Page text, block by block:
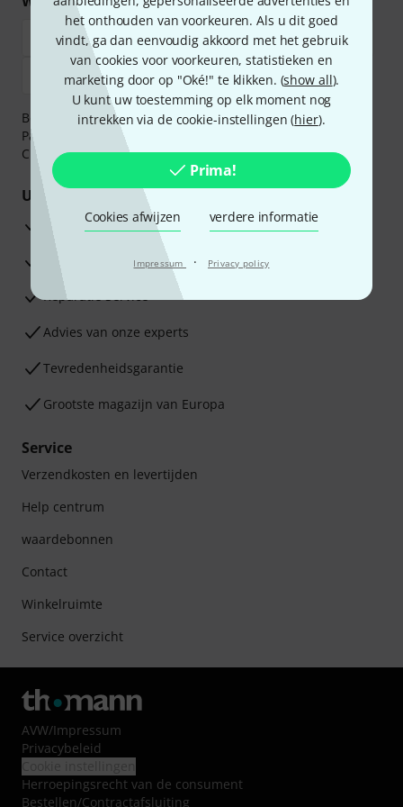
het onthouden van voorkeuren. Als u dit goed
vindt, ga dan eenvoudig akkoord met het gebruik
van cookies voor voorkeuren, statistieken en
marketing door op "Oké!" te klikken. (show all).
U kunt uw toestemming op elk moment nog
intrekken via de cookie-instellingen (hier).
Prima!
Cookies afwijzen verdere informatie
Impressum · Privacy policy
Betaalt u veilig en vertrouwd met Bankoverschrijving,
PayPal, iDEAL,
Klarna Betaal Nu
Creditcard.
Uw voordelen
3 jaar Thomann garantie
30 dagen Money Back-garantie
Reparatie Service
Advies van onze experts
Tevredenheidsgarantie
Grootste magazijn van Europa
Service
Verzendkosten en levertijden
Help centrum
waardebonnen
Contact
Winkelruimte
Service overzicht
AVW/Impressum
Privacybeleid
Herroepingsrecht van de consument
Bestellen/Contractafsluiting